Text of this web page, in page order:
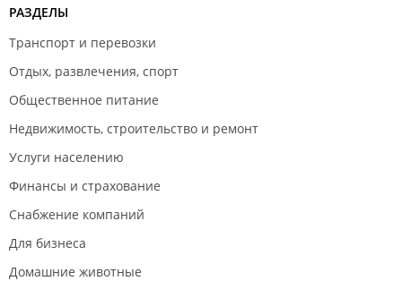
РАЗДЕЛЫ
Транспорт и перевозки
Отдых, развлечения, спорт
Общественное питание
Недвижимость, строительство и ремонт
Услуги населению
Финансы и страхование
Снабжение компаний
Для бизнеса
Домашние животные